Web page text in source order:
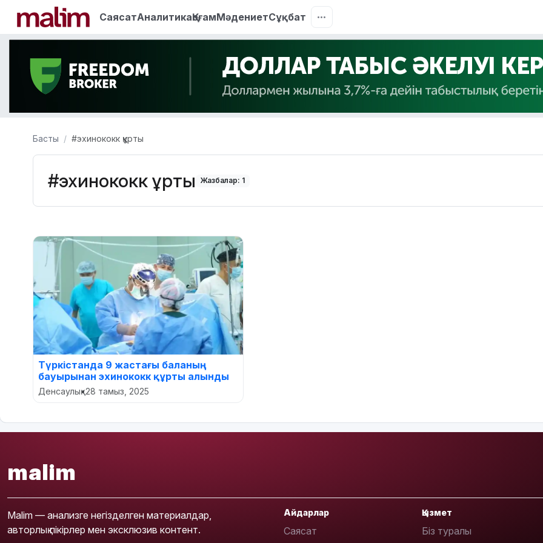
СаясатАналитикаҚоғамМәдениетСұқбат
Басты #эхинококк құрты
#эхинококк құрты Жазбалар: 1
Түркістанда 9 жастағы баланың
бауырынан эхинококк құрты алынды
Денсаулық•28 тамыз, 2025
malim
Malim — анализге негізделген материалдар,
авторлық пікірлер мен эксклюзив контент.
Айдарлар
Саясат
Қызмет
Біз туралы